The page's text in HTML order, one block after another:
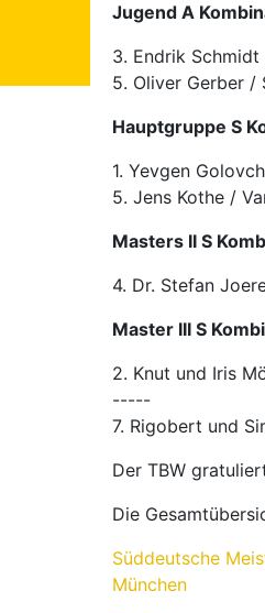
Jugend A
3. Endrik
5. Oliver Gerber /
Hauptgruppe S
1. Yevgen
5. Jens Kothe /
Masters II S
4. Dr. Stefan
Master III S
2. Knut und Iris
-----
7. Rigobert und
Der TBW
Die
Süddeutsche
München